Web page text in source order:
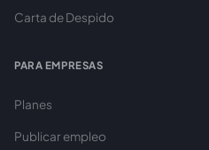
Carta de Despido
PARA EMPRESAS
Planes
Publicar empleo